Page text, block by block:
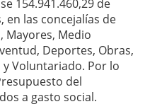
154.941.460,29 de
las concejalías de
Mayores, Medio
Deportes, Obras,
y Voluntariado. Por lo
del
a gasto social.